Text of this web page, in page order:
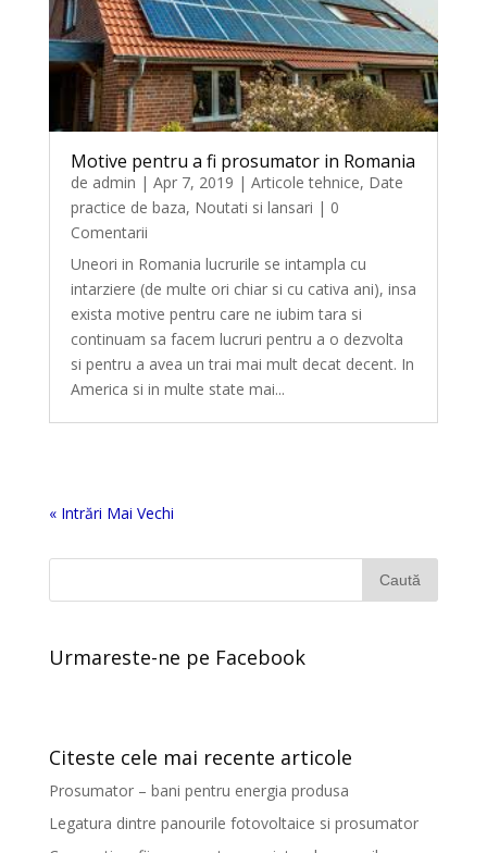
Motive pentru a fi prosumator in Romania
de admin | Apr 7, 2019 | Articole tehnice, Date
practice de baza, Noutati si lansari | 0
Comentarii
Uneori in Romania lucrurile se intampla cu
intarziere (de multe ori chiar si cu cativa ani), insa
exista motive pentru care ne iubim tara si
continuam sa facem lucruri pentru a o dezvolta
si pentru a avea un trai mai mult decat decent. In
America si in multe state mai...
« Intrări Mai Vechi
Urmareste-ne pe Facebook
Citeste cele mai recente articole
Prosumator – bani pentru energia produsa
Legatura dintre panourile fotovoltaice si prosumator